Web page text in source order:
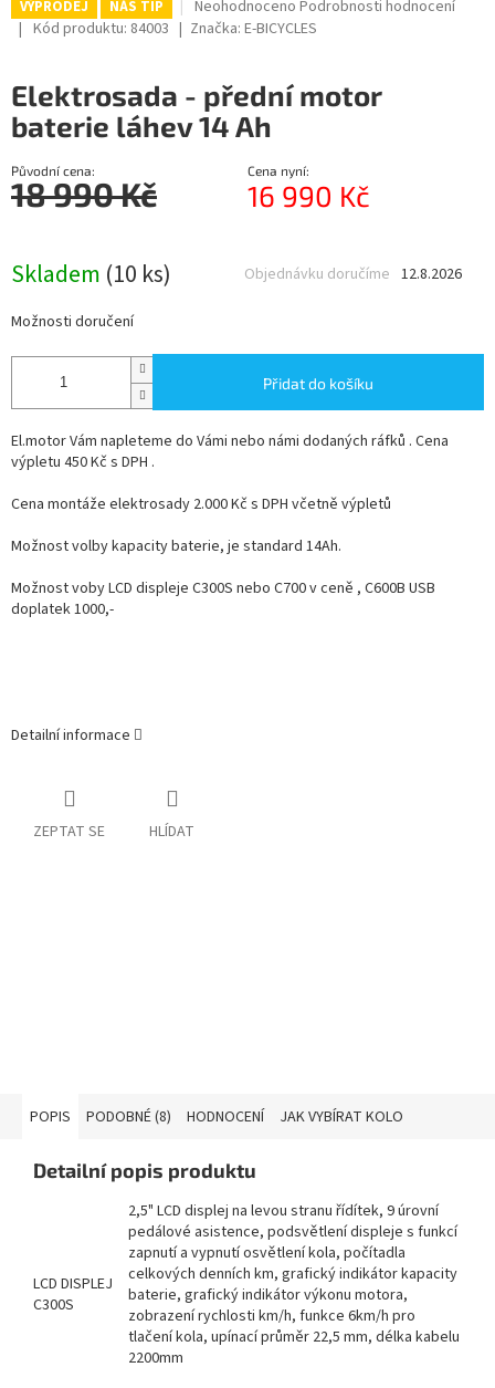
M
VÝPRODEJ NÁŠ TIP
Průměrné
hodnocení
0,0
5
Neohodnoceno Podrobnosti hodnocení
Kód produktu: 84003 Značka:E-BICYCLES
Elektrosada - přední motor
baterie láhev 14 Ah
Původní cena:
18 990 Kč
Cena nyní:
16 990 Kč
Skladem (10 ks) 12.8.2026
Objednávku doručíme
Možnosti doručení
Přidat do košíku
El.motor Vám napleteme do Vámi nebo námi dodaných ráfků . Cena
výpletu 450 Kč s DPH .
Cena montáže elektrosady 2.000 Kč s DPH včetně výpletů
Možnost volby kapacity baterie, je standard 14Ah.
Možnost voby LCD displeje C300S nebo C700 v ceně , C600B USB
doplatek 1000,-
Detailní informace
ZEPTAT SE HLÍDAT
POPIS PODOBNÉ (8) HODNOCENÍ JAK VYBÍRAT KOLO
Detailní popis produktu
LCD DISPLEJ
C300S
2,5" LCD displej na levou stranu řídítek, 9 úrovní
pedálové asistence, podsvětlení displeje s funkcí
zapnutí a vypnutí osvětlení kola, počítadla
celkových denních km, grafický indikátor kapacity
baterie, grafický indikátor výkonu motora,
zobrazení rychlosti km/h, funkce 6km/h pro
tlačení kola, upínací průměr 22,5 mm, délka kabelu
2200mm